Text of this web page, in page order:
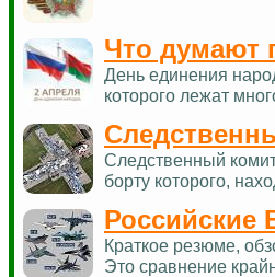
Что думают
День единения
которого лежат
Следственный
борту которого,
Российские
Краткое резюме,
Это сравнение